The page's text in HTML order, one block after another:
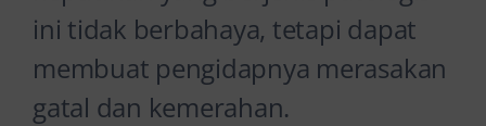
ini tidak berbahaya, tetapi dapat
membuat pengidapnya merasakan
gatal dan kemerahan.